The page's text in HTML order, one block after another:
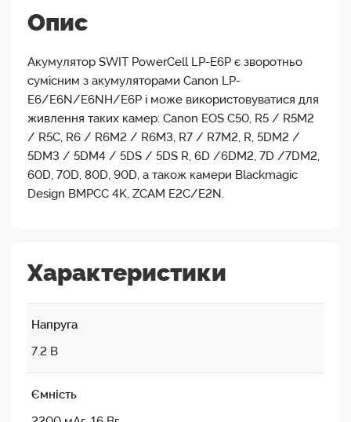
Опис
Акумулятор SWIT PowerCell LP-E6P є зворотньо
сумісним з акумуляторами Canon LP-
E6/E6N/E6NH/E6P і може використовуватися для
живлення таких камер: Canon EOS C50, R5 / R5M2
/ R5C, R6 / R6M2 / R6M3, R7 / R7M2, R, 5DM2 /
5DM3 / 5DM4 / 5DS / 5DS R, 6D /6DM2, 7D /7DM2,
60D, 70D, 80D, 90D, а також камери Blackmagic
Design BMPCC 4K, ZCAM E2C/E2N.
Характеристики
Напруга
7.2 В
Ємність